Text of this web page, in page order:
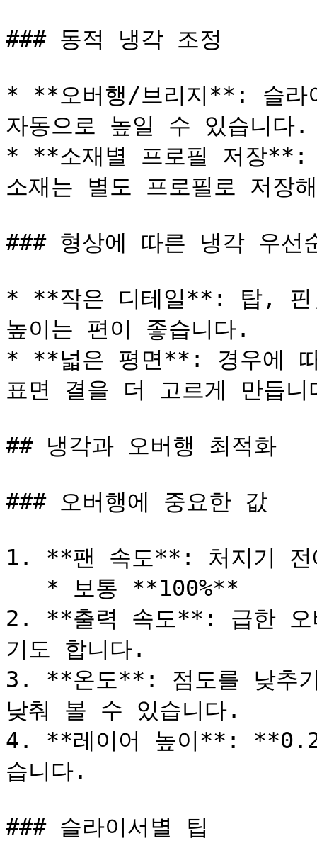
### 동적 냉각 조정
* **오버행/브리지**: 슬라
자동으로 높일 수 있습니다.
* **소재별 프로필 저장**:
소재는 별도 프로필로 저장
### 형상에 따른 냉각 우선
* **작은 디테일**: 탑, 핀,
높이는 편이 좋습니다.
* **넓은 평면**: 경우에
표면 결을 더 고르게 만듭
## 냉각과 오버행 최적화
### 오버행에 중요한 값
1. **팬 속도**: 처지기 전
2. **출력 속도**: 급한 오
기도 합니다.
3. **온도**: 점도를 낮추
낮춰 볼 수 있습니다.
4. **레이어 높이**: **0.2
습니다.
### 슬라이서별 팁